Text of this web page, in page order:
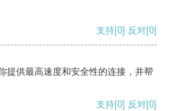
支持[0] 反对[0]
提供最高速度和安全性的连接，并帮
支持[0] 反对[0]